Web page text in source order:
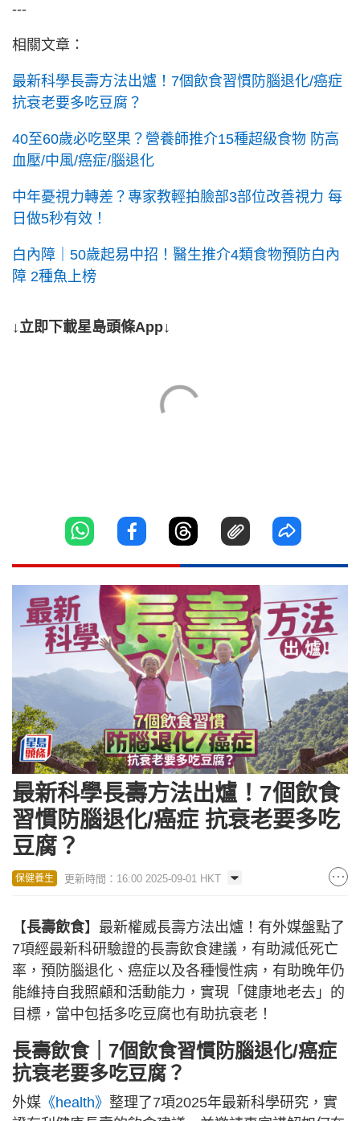
---
相關文章：
最新科學長壽方法出爐！7個飲食習慣防腦退化/癌症
抗衰老要多吃豆腐？
40至60歲必吃堅果？營養師推介15種超級食物 防高
血壓/中風/癌症/腦退化
中年憂視力轉差？專家教輕拍臉部3部位改善視力 每
日做5秒有效！
白內障｜50歲起易中招！醫生推介4類食物預防白內
障 2種魚上榜
↓立即下載星島頭條App↓
最新科學長壽方法出爐！7個飲食
習慣防腦退化/癌症 抗衰老要多吃
豆腐？
保健養生 更新時間：16:00 2025-09-01 HKT
【長壽飲食】最新權威長壽方法出爐！有外媒盤點了
7項經最新科研驗證的長壽飲食建議，有助減低死亡
率，預防腦退化、癌症以及各種慢性病，有助晚年仍
能維持自我照顧和活動能力，實現「健康地老去」的
目標，當中包括多吃豆腐也有助抗衰老！
長壽飲食｜7個飲食習慣防腦退化/癌症
抗衰老要多吃豆腐？
外媒 《health》 整理了7項2025年最新科學研究，實